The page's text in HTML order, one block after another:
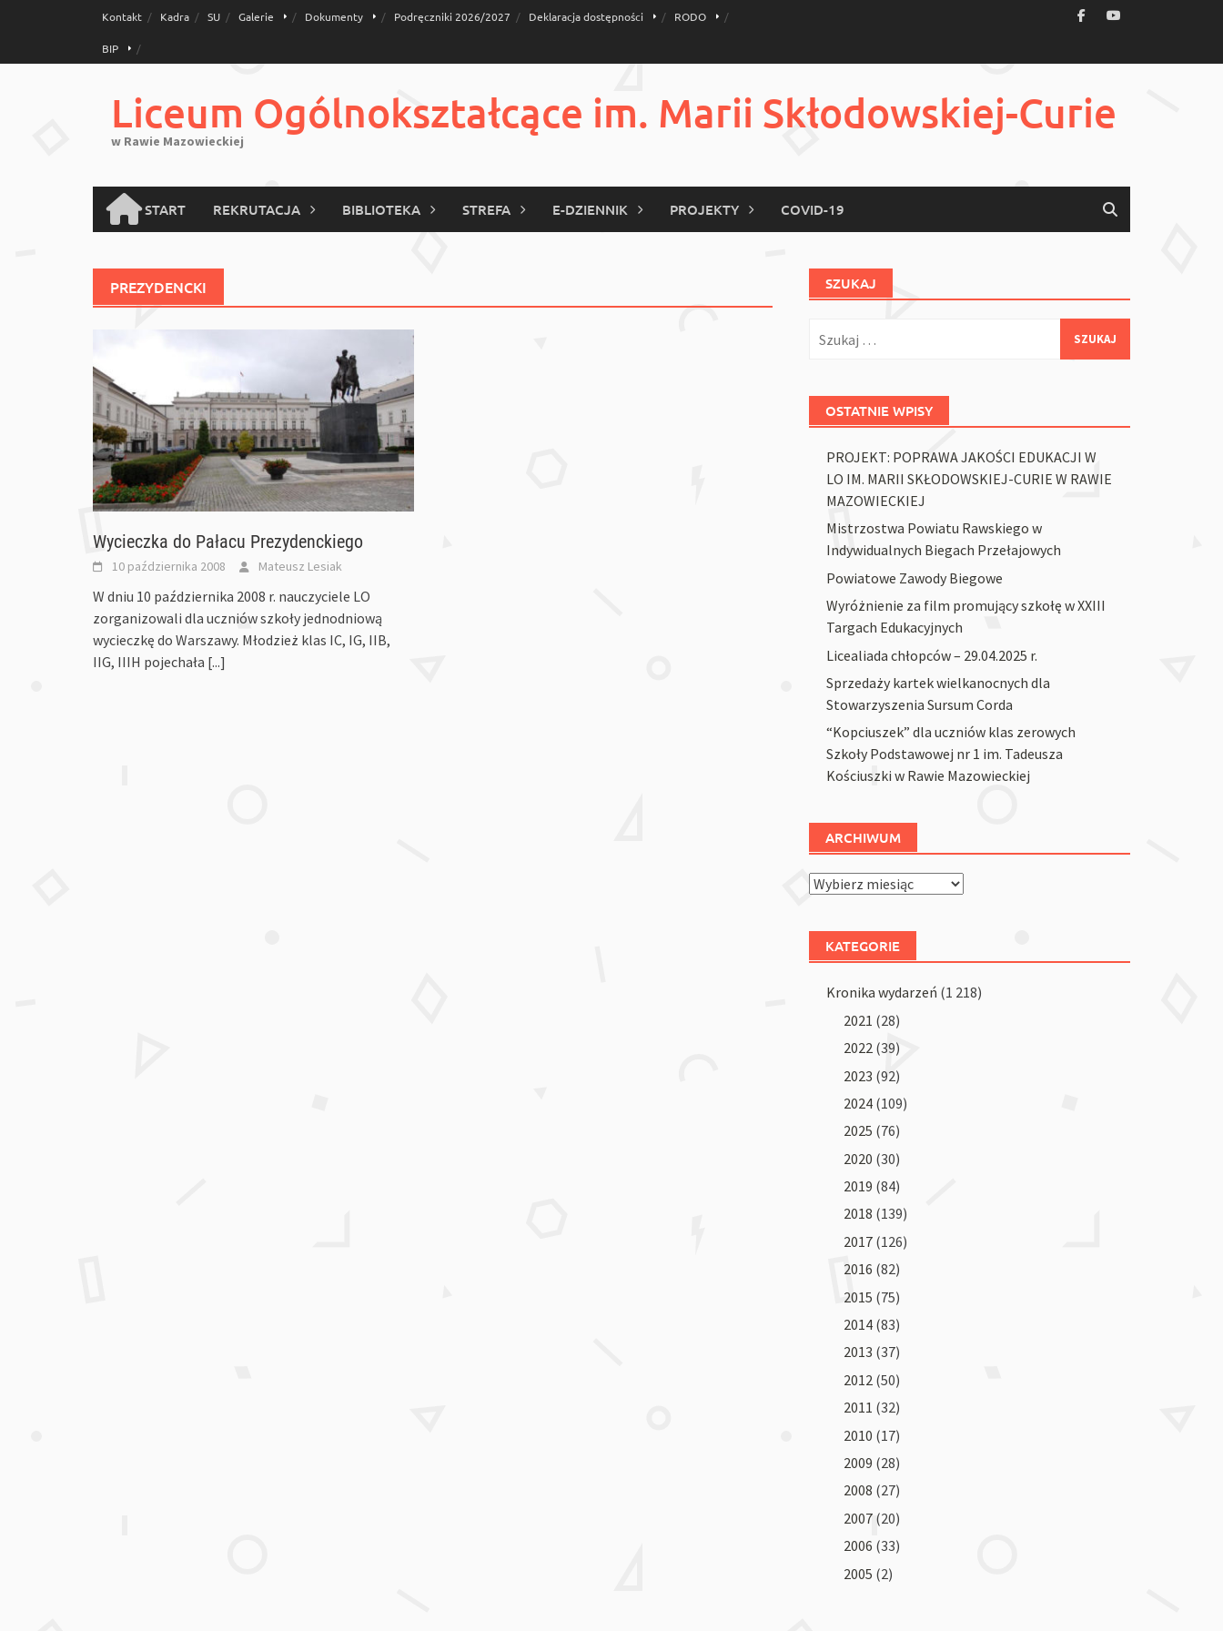
Kontakt Kadra SU Galerie Dokumenty Podręczniki 2026/2027 Deklaracja dostępności RODO
BIP
Liceum Ogólnokształcące im. Marii Skłodowskiej-Curie
w Rawie Mazowieckiej
START REKRUTACJA BIBLIOTEKA STREFA E-DZIENNIK PROJEKTY COVID-19
PREZYDENCKI
Wycieczka do Pałacu Prezydenckiego
10 października 2008 Mateusz Lesiak
W dniu 10 października 2008 r. nauczyciele LO
zorganizowali dla uczniów szkoły jednodniową
wycieczkę do Warszawy. Młodzież klas IC, IG, IIB,
IIG, IIIH pojechała [...]
SZUKAJ
OSTATNIE WPISY
PROJEKT: POPRAWA JAKOŚCI EDUKACJI W
LO IM. MARII SKŁODOWSKIEJ-CURIE W RAWIE
MAZOWIECKIEJ
Mistrzostwa Powiatu Rawskiego w
Indywidualnych Biegach Przełajowych
Powiatowe Zawody Biegowe
Wyróżnienie za film promujący szkołę w XXIII
Targach Edukacyjnych
Licealiada chłopców – 29.04.2025 r.
Sprzedaży kartek wielkanocnych dla
Stowarzyszenia Sursum Corda
“Kopciuszek” dla uczniów klas zerowych
Szkoły Podstawowej nr 1 im. Tadeusza
Kościuszki w Rawie Mazowieckiej
ARCHIWUM
Archiwum
KATEGORIE
Kronika wydarzeń (1 218)
2021 (28)
2022 (39)
2023 (92)
2024 (109)
2025 (76)
2020 (30)
2019 (84)
2018 (139)
2017 (126)
2016 (82)
2015 (75)
2014 (83)
2013 (37)
2012 (50)
2011 (32)
2010 (17)
2009 (28)
2008 (27)
2007 (20)
2006 (33)
2005 (2)